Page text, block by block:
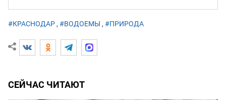
#КРАСНОДАР , #ВОДОЕМЫ , #ПРИРОДА
СЕЙЧАС ЧИТАЮТ